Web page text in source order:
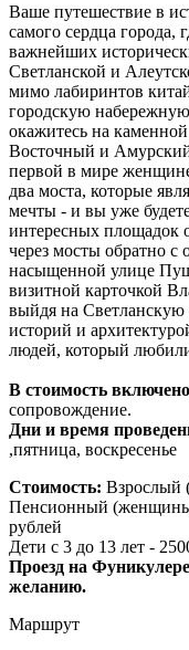
Ваше путешествие в
самого сердца города,
важнейших
Светланской и
мимо лабиринтов
городскую
окажитесь на
Восточный и Амурский
первой в мире
два моста, которые
мечты - и вы уже
интересных площадок
через мосты обратно с
насыщенной улице
визитной карточкой
выйдя на Светланскую
историй и
людей, который
В стоимость
сопровождение.
Дни и время
,пятница, воскресенье
Стоимость: Взрослый
Пенсионный (женщины
рублей
Дети с 3 до 13 лет -
Проезд на
желанию.
Маршрут